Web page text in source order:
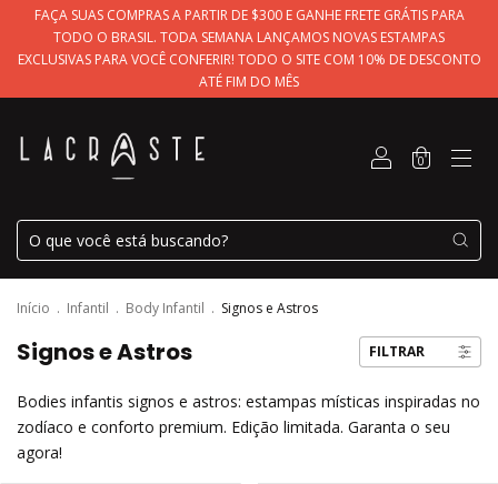
FAÇA SUAS COMPRAS A PARTIR DE $300 E GANHE FRETE GRÁTIS PARA
TODO O BRASIL. TODA SEMANA LANÇAMOS NOVAS ESTAMPAS
EXCLUSIVAS PARA VOCÊ CONFERIR! TODO O SITE COM 10% DE DESCONTO
ATÉ FIM DO MÊS
0
Início . Infantil . Body Infantil . Signos e Astros
Signos e Astros FILTRAR
Bodies infantis signos e astros: estampas místicas inspiradas no
zodíaco e conforto premium. Edição limitada. Garanta o seu
agora!